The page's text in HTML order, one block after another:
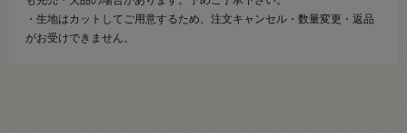
・生地はカットしてご用意するため、注文キャンセル・数量変更・返品
がお受けできません。